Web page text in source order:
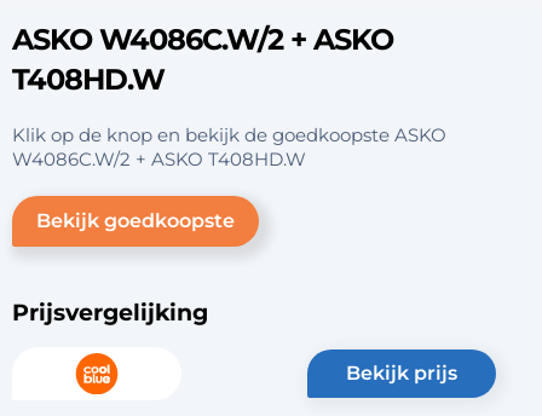
ASKO W4086C.W/2 + ASKO
T408HD.W
Klik op de knop en bekijk de goedkoopste ASKO
W4086C.W/2 + ASKO T408HD.W
Bekijk goedkoopste
Prijsvergelijking
bekijk prijs